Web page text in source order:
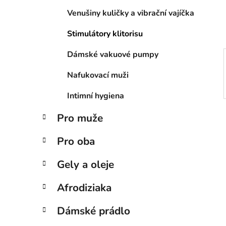
Venušiny kuličky a vibrační vajíčka
Stimulátory klitorisu
Dámské vakuové pumpy
Nafukovací muži
Intimní hygiena
Pro muže
Pro oba
Gely a oleje
Afrodiziaka
Dámské prádlo